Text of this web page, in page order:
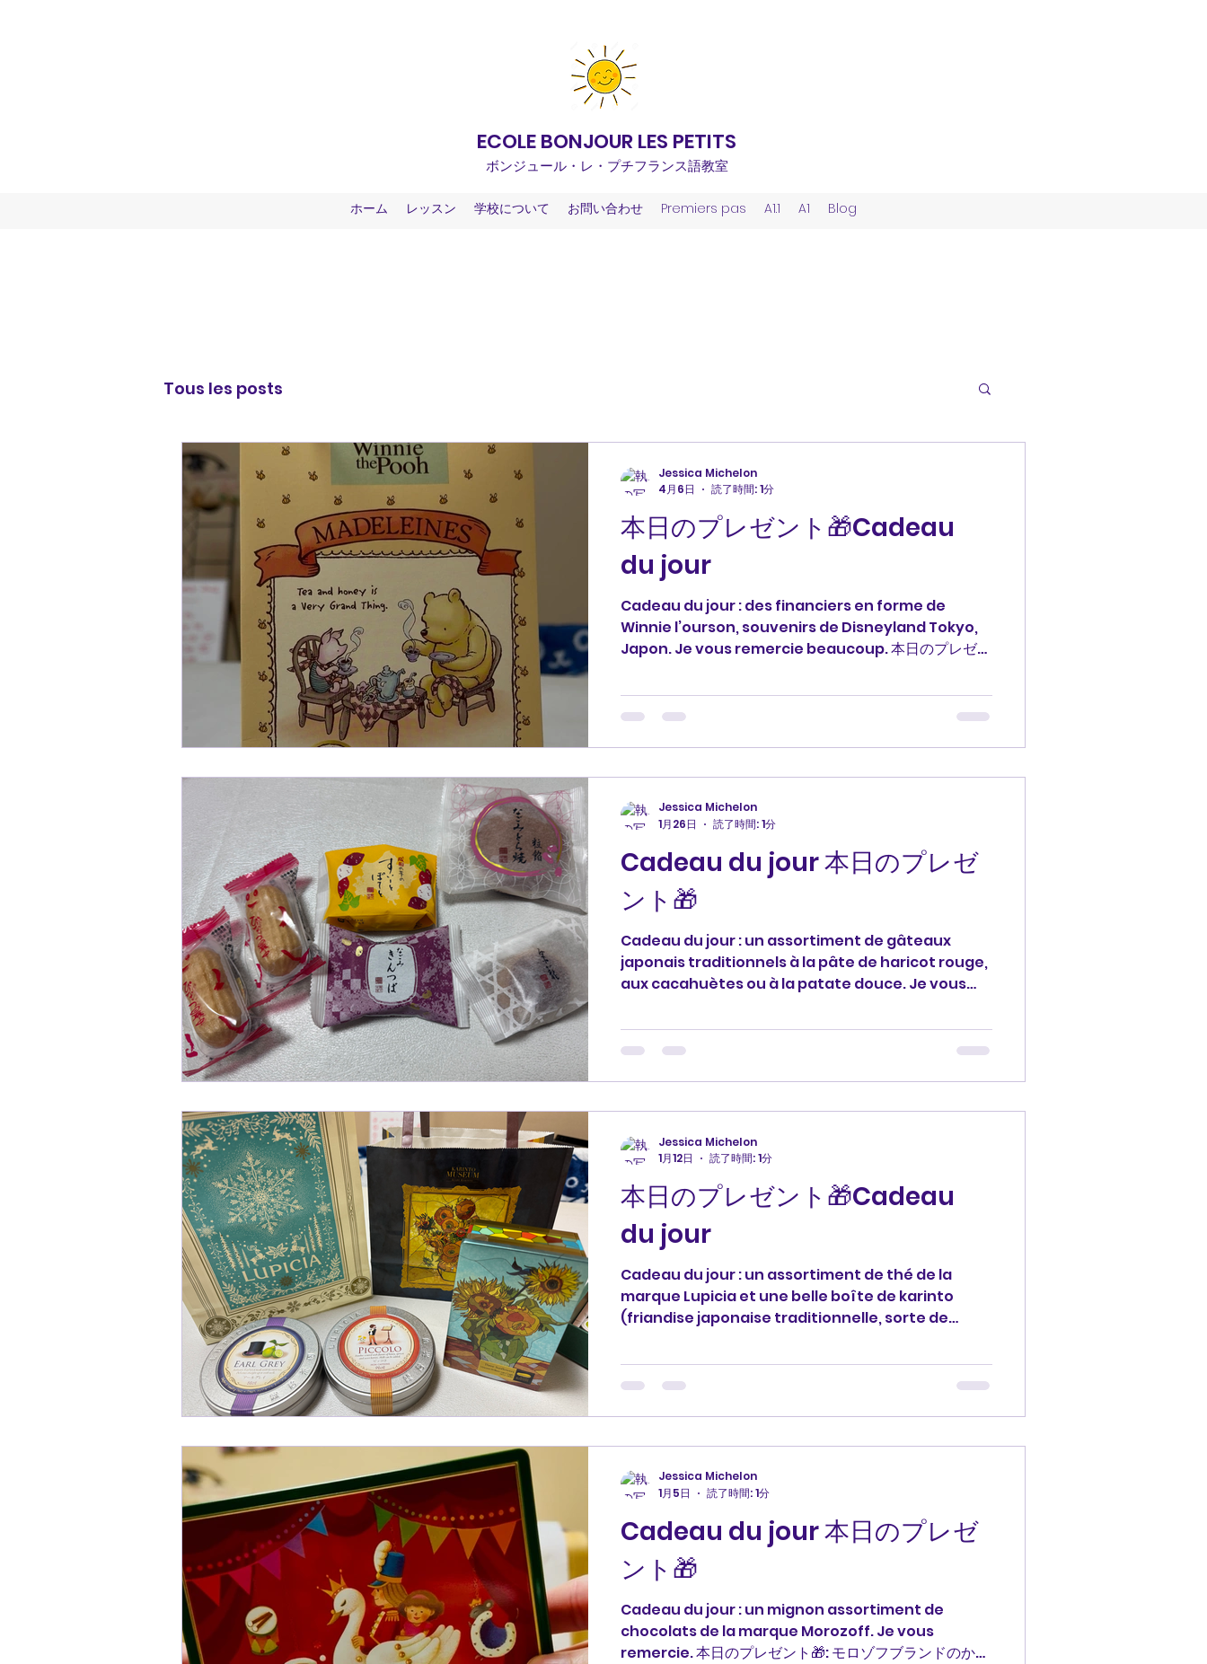
ECOLE BONJOUR LES PETITS
ボンジュール・レ・プチフランス語教室
ホーム レッスン 学校について お問い合わせ Premiers pas A1.1 A1 Blog
Tous les posts
本日のプレゼント🎁Cadeau
du jour
Cadeau du jour : des financiers en forme de
Winnie l’ourson, souvenirs de Disneyland Tokyo,
Japon. Je vous remercie beaucoup. 本日のプレゼン
ィズニーランドのお土産です。 どうもありがとうござい
ます。 #cadeau #merci #francais #フランス語
Jessica Michelon
4月6日
読了時間: 1分
Cadeau du jour 本日のプレゼ
ント🎁
Cadeau du jour : un assortiment de gâteaux
japonais traditionnels à la pâte de haricot rouge,
aux cacahuètes ou à la patate douce. Je vous
ツマイモなどが入った日本の伝統的なケーキの詰め合わ
せです。 どうもありがとうございます。 #プレゼント
Jessica Michelon
1月26日
読了時間: 1分
本日のプレゼント🎁Cadeau
du jour
Cadeau du jour : un assortiment de thé de la
marque Lupicia et une belle boîte de karinto
(friandise japonaise traditionnelle, sorte de
partir d'une pâte de farine frite puis enrobée de
sirop de sucre brun caramélisé), souvenirs du
しい箱に入ったかりんとう、東京のかりんとうミュージ
アムからのお土産です。 どうもありがとうございます。
#プレゼント #cadeau #ありがとう #merci
Jessica Michelon
1月12日
読了時間: 1分
Cadeau du jour 本日のプレゼ
ント🎁
Cadeau du jour : un mignon assortiment de
chocolats de la marque Morozoff. Je vous
remercie. 本日のプレゼント🎁: モロゾフブランドのかわ
Jessica Michelon
1月5日
読了時間: 1分